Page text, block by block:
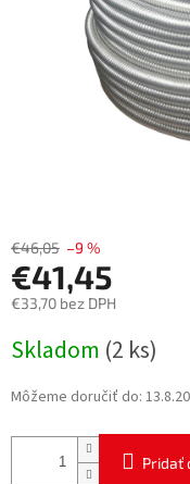
€46,05 –9 %
€41,45
€33,70 bez DPH
cena:
Skladom (2 ks)
Môžeme doručiť do:
Pridať